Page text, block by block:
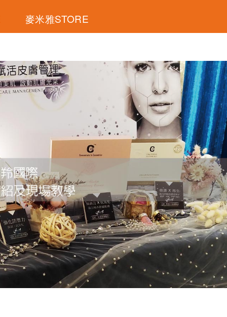
麥米雅STORE